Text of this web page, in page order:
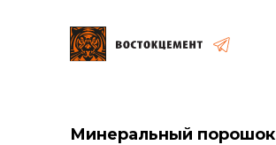
Закупки
Минеральный порошок